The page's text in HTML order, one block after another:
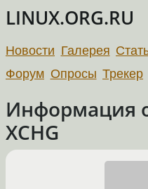
LINUX.ORG.RU
Новости Галерея
Форум Опросы Трекер
Информация
XCHG